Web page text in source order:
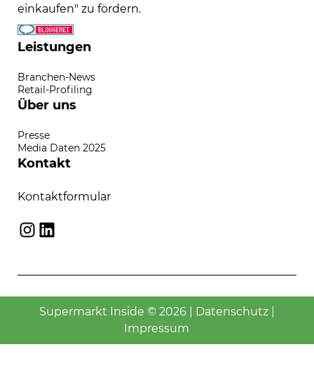
einkaufen" zu fördern.
Leistungen
Branchen-News
Retail-Profiling
Über uns
Presse
Media Daten 2025
Kontakt
Kontaktformular
Instagram
LinkedIn
Supermarkt Inside © 2026 | Datenschutz|
Impressum